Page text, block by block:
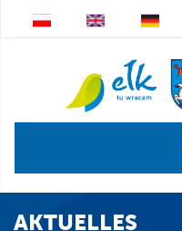
AKTUELLES